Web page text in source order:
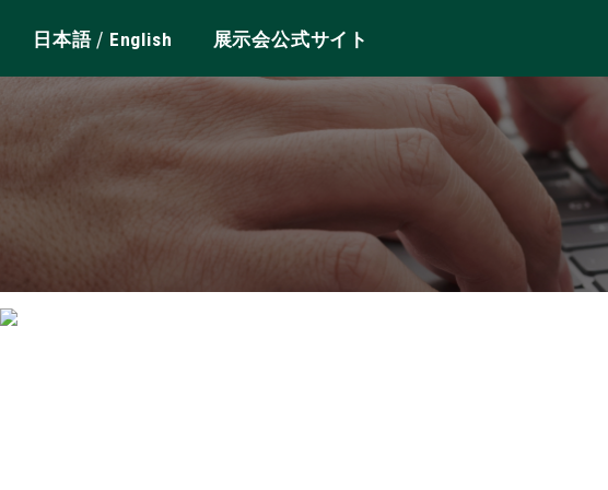
日本語/ English 展示会公式サイト